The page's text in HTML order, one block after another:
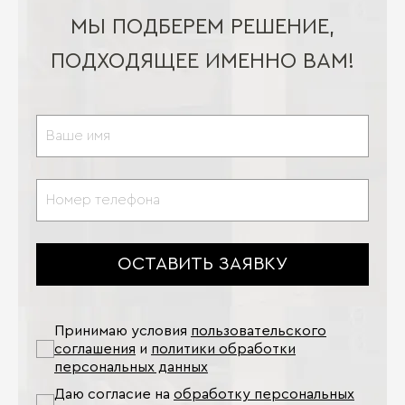
МЫ ПОДБЕРЕМ РЕШЕНИЕ,
ПОДХОДЯЩЕЕ ИМЕННО ВАМ!
ОСТАВИТЬ ЗАЯВКУ
Принимаю условия пользовательского
соглашения и политики обработки
персональных данных
Даю согласие на обработку персональных